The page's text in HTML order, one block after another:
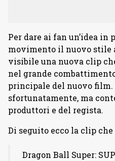
Per dare ai fan un’idea in
movimento il nuovo stile
visibile una nuova clip
nel grande
principale del nuovo film.
sfortunatamente, ma
produttori e del regista.
Di seguito ecco la clip
Dragon Ball Super: